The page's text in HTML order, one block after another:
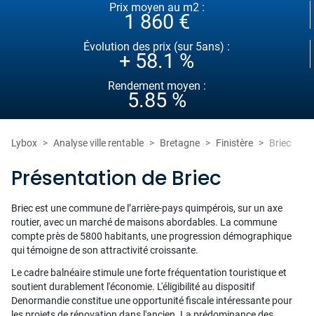
Prix moyen au m2 :
1 860 €
Évolution des prix (sur 5ans) :
+ 58.1 %
Rendement moyen :
5.85 %
Lybox Analyse ville rentable Bretagne Finistère Briec
Présentation de Briec
Briec est une commune de l’arrière-pays quimpérois, sur un axe
routier, avec un marché de maisons abordables. La commune
compte près de 5800 habitants, une progression démographique
qui témoigne de son attractivité croissante.
Le cadre balnéaire stimule une forte fréquentation touristique et
soutient durablement l'économie. L'éligibilité au dispositif
Denormandie constitue une opportunité fiscale intéressante pour